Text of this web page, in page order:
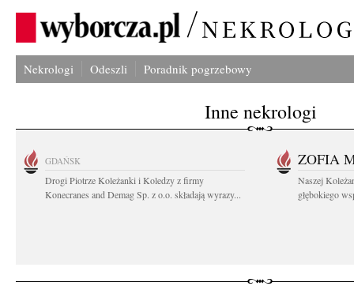
Nekrologi Odeszli Poradnik pogrzebowy
Inne nekrologi
GDAŃSK
Drogi Piotrze Koleżanki i Koledzy z firmy
Konecranes and Demag Sp. z o.o. składają wyrazy...
ZOFIA
Naszej
głębokiego